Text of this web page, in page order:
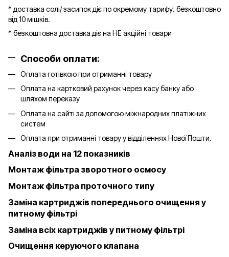
* доставка солі/ засипок діє по окремому тарифу. безкоштовно
від 10 мішків.
* безкоштовна доставка діє на НЕ акційні товари
Способи оплати:
Оплата готівкою при отриманні товару
Оплата на картковий рахунок через касу банку або
шляхом переказу
Оплата на сайті за допомогою міжнародних платіжних
систем
Оплата при отриманні товару у відділеннях Нової Пошти.
Аналіз води на 12 показників
Монтаж фільтра зворотного осмосу
Монтаж фільтра проточного типу
Заміна картриджів попереднього очищення у
питному фільтрі
Заміна всіх картриджів у питному фільтрі
Очищення керуючого клапана